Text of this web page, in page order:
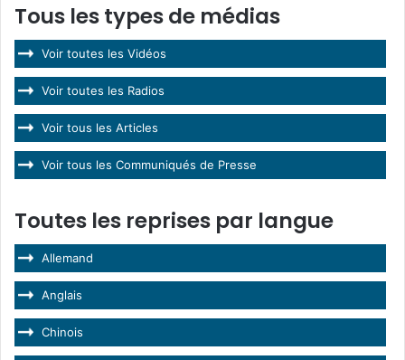
Tous les types de médias
Voir toutes les Vidéos
Voir toutes les Radios
Voir tous les Articles
Voir tous les Communiqués de Presse
Toutes les reprises par langue
Allemand
Anglais
Chinois